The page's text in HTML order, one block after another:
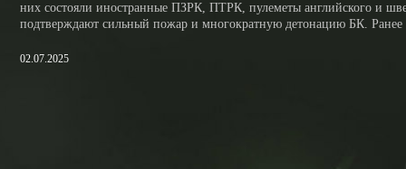
них состояли иностранные ПЗРК, ПТРК, пулеметы английского и
подтверждают сильный пожар и многократную детонацию БК. Ранее
02.07.2025